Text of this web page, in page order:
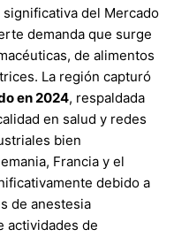
del Mercado
demanda que surge
de alimentos
La región capturó
en 2024, respaldada
en salud y redes
bien
Francia y el
debido a
de anestesia
actividades de